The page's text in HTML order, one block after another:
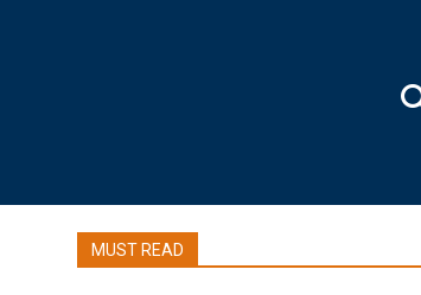
MUST READ